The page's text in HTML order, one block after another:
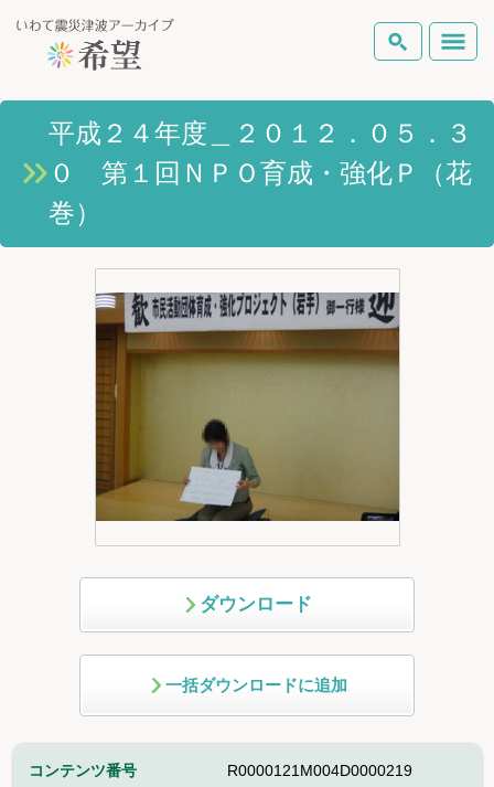
いわて震災津波アーカイブとは
岩手県の被害状況
ピックアップコンテンツ
Foreign Laguage
検索
テーマから探す
平成２４年度＿２０１２．０５．３
０ 第１回ＮＰＯ育成・強化Ｐ（花
巻）
ダウンロード
一括ダウンロードに追加
コンテンツ番号 R0000121M004D0000219